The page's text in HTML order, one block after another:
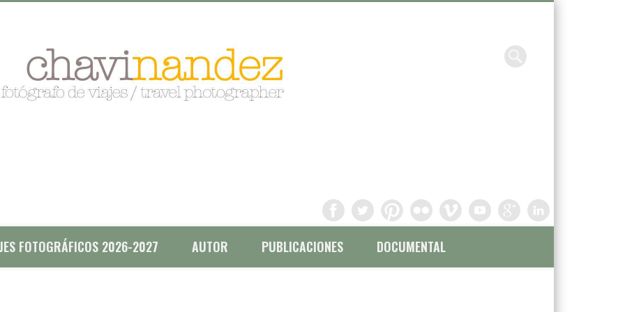
Chavinandez, Fotografía y
FOTOGRÁFICOS 2026-2027 AUTOR PUBLICACIONES DOCUMENTAL